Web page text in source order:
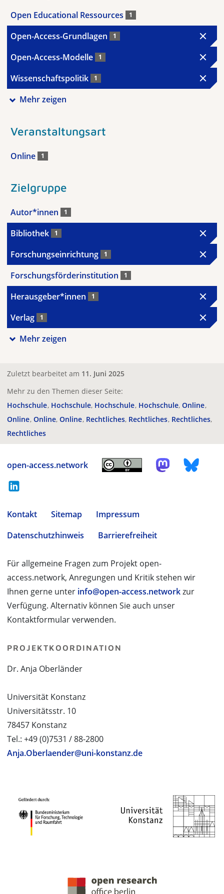
Open Educational Ressources 1
Open-Access-Grundlagen 1
Open-Access-Modelle 1
Wissenschaftspolitik 1
Mehr zeigen
Veranstaltungsart
Online 1
Zielgruppe
Autor*innen 1
Bibliothek 1
Forschungseinrichtung 1
Forschungsförderinstitution 1
Herausgeber*innen 1
Verlag 1
Mehr zeigen
Zuletzt bearbeitet am 11. Juni 2025
Mehr zu den Themen dieser Seite:
Hochschule Hochschule Hochschule Hochschule Online
Online Online Online Rechtliches Rechtliches Rechtliches
Rechtliches
open-access.network
Kontakt Sitemap
Impressum
Datenschutzhinweis
Barrierefreiheit
Für allgemeine Fragen zum Projekt open-
access.network, Anregungen und Kritik stehen wir
Ihnen gerne unter info@open-access.networkzur
Verfügung. Alternativ können Sie auch unser
Kontaktformular verwenden.
PROJEKTKOORDINATION
Dr. Anja Oberländer
Universität Konstanz
Universitätsstr. 10
78457 Konstanz
Tel.: +49 (0)7531 / 88-2800
Anja.Oberlaender@uni-konstanz.de